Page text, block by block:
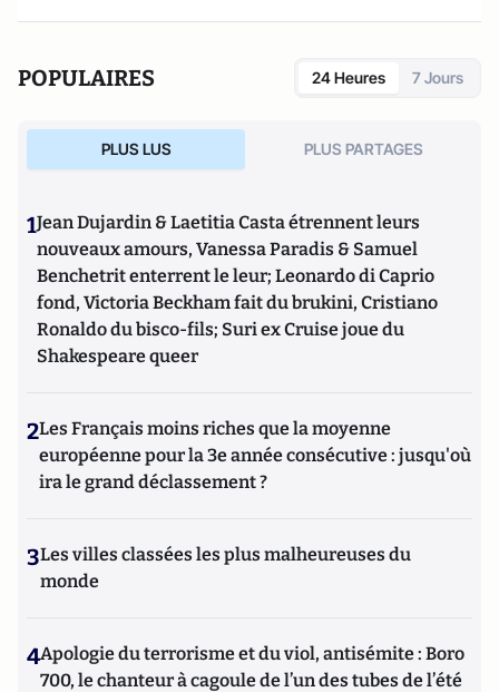
POPULAIRES 24 Heures 7 Jours
PLUS LUS PLUS PARTAGES
1Jean Dujardin & Laetitia Casta étrennent leurs
nouveaux amours, Vanessa Paradis & Samuel
Benchetrit enterrent le leur; Leonardo di Caprio
fond, Victoria Beckham fait du brukini, Cristiano
Ronaldo du bisco-fils; Suri ex Cruise joue du
Shakespeare queer
2Les Français moins riches que la moyenne
européenne pour la 3e année consécutive : jusqu'où
ira le grand déclassement ?
3Les villes classées les plus malheureuses du
monde
4Apologie du terrorisme et du viol, antisémite : Boro
700, le chanteur à cagoule de l’un des tubes de l’été